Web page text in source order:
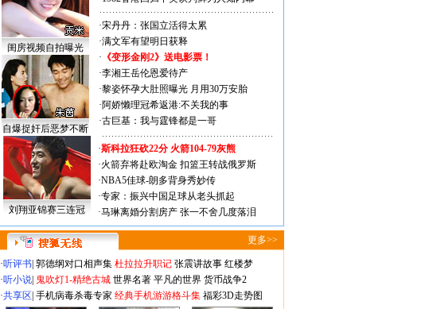
闺房视频自拍曝光
自爆捉奸后恶梦不断
·宋丹丹：张国立活得太累
·满文军有望明日获释
· 《变形金刚2》送电影票！
·李湘王岳伦恩爱待产
·黎姿怀孕大肚照曝光 月用30万安胎
·阿娇懒理冠希返港:不关我的事
·古巨基：我与霆锋都是一哥
刘翔亚锦赛三连冠
·斯科拉狂砍22分 火箭104-79灰熊
·火箭弃将赴欧淘金 扣篮王转战俄罗斯
·NBA5佳球-朗多背身秀妙传
·专家：振兴中国足球从老头抓起
·马琳离婚分割房产 张一不舍几度落泪
更多>>
·听评书 郭德纲对口相声集 杜拉拉升职记 张震讲故事 红楼梦
·听小说 鬼吹灯1-精绝古城 世界名著 平凡的世界 货币战争2
·共享区 手机病毒杀毒专家 经典手机游游格斗集 福彩3D走势图